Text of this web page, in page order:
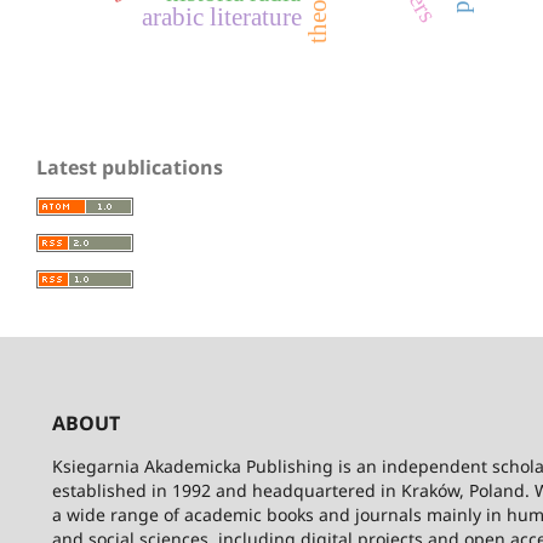
arabic literature
Latest publications
ABOUT
Ksiegarnia Akademicka Publishing is an independent
established in 1992 and headquartered in Kraków, Poland.
a wide range of academic books and journals mainly in
and social sciences, including digital projects and open